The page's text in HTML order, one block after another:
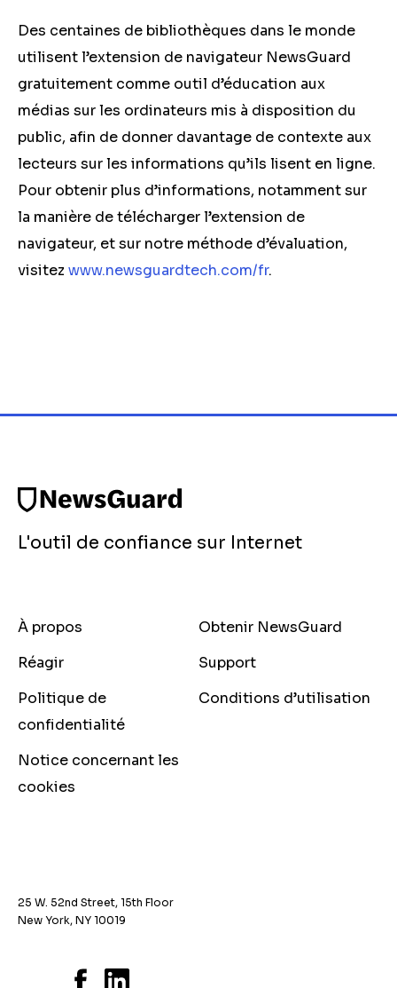
Des centaines de bibliothèques dans le monde
utilisent l’extension de navigateur NewsGuard
gratuitement comme outil d’éducation aux
médias sur les ordinateurs mis à disposition du
public, afin de donner davantage de contexte aux
lecteurs sur les informations qu’ils lisent en ligne.
Pour obtenir plus d’informations, notamment sur
la manière de télécharger l’extension de
navigateur, et sur notre méthode d’évaluation,
visitez www.newsguardtech.com/fr.
L'outil de confiance sur Internet
À propos
Obtenir NewsGuard
Réagir
Support
Politique de
confidentialité
Conditions d’utilisation
Notice concernant les
cookies
25 W. 52nd Street, 15th Floor
New York, NY 10019